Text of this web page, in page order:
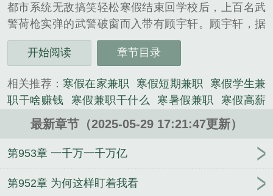
都市系统无敌搞笑轻松寒假结束回学校后，上百名武
警荷枪实弹的武警破窗而入带有顾宇轩。顾宇轩，据
资料显示你大一到大三所有的暑寒假甚至一些七天小
长假，都有你的出境记录，你出国干嘛？ 趁着假
战绩的王局长听到这话差点摔倒，你把这称为零
工？ 具体说说打了什么零工。 我打过的零工
可多了，比如帮别人跑跑腿，拆拆旧房子，挖挖坑，
轩，据我手中的资料显示，你炸了米国的一座军事基
了！ 卧槽！王局长心里一万匹马经过，原来这就
开始阅读 章节目录
相关推荐： 寒假在家兼职 寒假短期兼职
寒假学生兼
职干啥赚钱
寒假兼职干什么 寒暑假兼职
寒假高薪
寒假兼职套路深防骗指南 寒假在线兼职
假期兼职
问我杀手榜排第几? 寒假找兼职 寒假工兼
职网 寒假兼职做什么好
寒假兼职有3
职网 寒假兼职做什么 寒假怎么兼职
寒假兼职去哪
最新章节（2025-05-29 17:21:47更新）
第953章 一千万一千万亿
第952章 为何这样盯着我看